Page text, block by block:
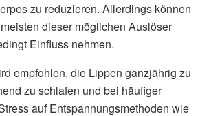
zu reduzieren. Allerdings können
dieser möglichen Auslöser
Einfluss nehmen.
empfohlen, die Lippen ganzjährig zu
zu schlafen und bei häufiger
auf Entspannungsmethoden wie